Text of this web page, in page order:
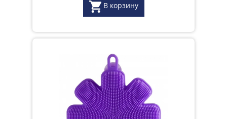
В корзину